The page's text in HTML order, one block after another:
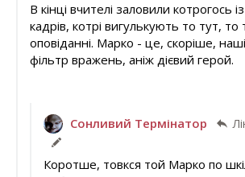
В кінці вчителі заловили котрогось
кадрів, котрі вигулькують то тут,
оповіданні. Марко - це, скоріше,
фільтр вражень, аніж дієвий герой.
Сонливий Термінатор
Коротше, товкся той Марко по